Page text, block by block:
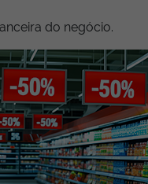
do negócio.